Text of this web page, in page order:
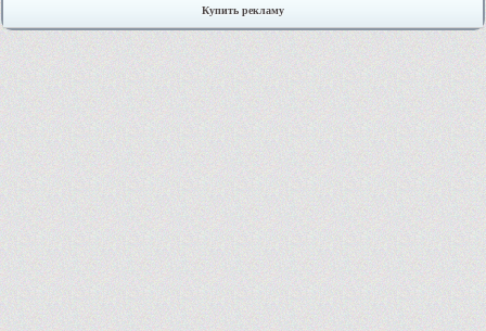
Купить рекламу